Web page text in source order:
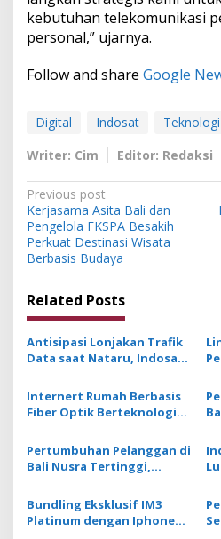
kebutuhan telekomunikasi
personal,” ujarnya.
Follow and share Google
Digital Indosat Teknologi
Writer: Cim
Editor: Redaksi
P
o
s
t
n
a
v
i
g
a
t
i
o
n
Previous post
Kerjasama Asita Bali dan
Pengelola FKSPA Besakih
Perkuat Destinasi Wisata
Berbasis Budaya
Related Posts
Antisipasi Lonjakan Trafik
Data saat Nataru, Indosat
Jaringan di 7800 BTS
Internert Rumah Berbasis
Fiber Optik Berteknologi
Hingga 32 Perangkat Aktif
Pertumbuhan Pelanggan di
Bali Nusra Tertinggi,
Penambahan BTS 4G
Hingga 7.600 Sites
Bundling Eksklusif IM3
Platinum dengan Iphone